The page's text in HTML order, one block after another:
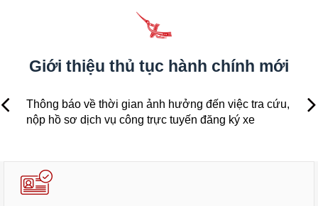
Giới thiệu thủ tục hành chính mới
Thông báo về thời gian ảnh hưởng đến việc tra cứu,
nộp hồ sơ dịch vụ công trực tuyến đăng ký xe